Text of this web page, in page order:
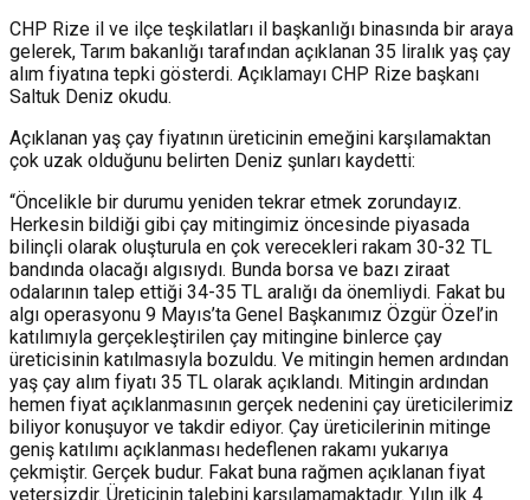
CHP Rize il ve ilçe teşkilatları il başkanlığı binasında bir araya
gelerek, Tarım bakanlığı tarafından açıklanan 35 liralık yaş çay
alım fiyatına tepki gösterdi. Açıklamayı CHP Rize başkanı
Saltuk Deniz okudu.
Açıklanan yaş çay fiyatının üreticinin emeğini karşılamaktan
çok uzak olduğunu belirten Deniz şunları kaydetti:
“Öncelikle bir durumu yeniden tekrar etmek zorundayız.
Herkesin bildiği gibi çay mitingimiz öncesinde piyasada
bilinçli olarak oluşturula en çok verecekleri rakam 30-32 TL
bandında olacağı algısıydı. Bunda borsa ve bazı ziraat
odalarının talep ettiği 34-35 TL aralığı da önemliydi. Fakat bu
algı operasyonu 9 Mayıs’ta Genel Başkanımız Özgür Özel’in
katılımıyla gerçekleştirilen çay mitingine binlerce çay
üreticisinin katılmasıyla bozuldu. Ve mitingin hemen ardından
yaş çay alım fiyatı 35 TL olarak açıklandı. Mitingin ardından
hemen fiyat açıklanmasının gerçek nedenini çay üreticilerimiz
biliyor konuşuyor ve takdir ediyor. Çay üreticilerinin mitinge
geniş katılımı açıklanması hedeflenen rakamı yukarıya
çekmiştir. Gerçek budur. Fakat buna rağmen açıklanan fiyat
yetersizdir. Üreticinin talebini karşılamamaktadır. Yılın ilk 4